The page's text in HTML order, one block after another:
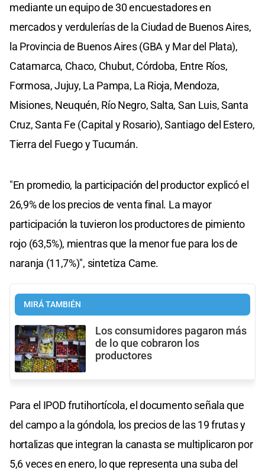
mediante un equipo de 30 encuestadores en
mercados y verdulerías de la Ciudad de Buenos Aires,
la Provincia de Buenos Aires (GBA y Mar del Plata),
Catamarca, Chaco, Chubut, Córdoba, Entre Ríos,
Formosa, Jujuy, La Pampa, La Rioja, Mendoza,
Misiones, Neuquén, Río Negro, Salta, San Luis, Santa
Cruz, Santa Fe (Capital y Rosario), Santiago del Estero,
Tierra del Fuego y Tucumán.
"En promedio, la participación del productor explicó el
26,9% de los precios de venta final. La mayor
participación la tuvieron los productores de pimiento
rojo (63,5%), mientras que la menor fue para los de
naranja (11,7%)", sintetiza Came.
MIRÁ TAMBIÉN
Los consumidores pagaron más
de lo que cobraron los
productores
Para el IPOD frutihortícola, el documento señala que
del campo a la góndola, los precios de las 19 frutas y
hortalizas que integran la canasta se multiplicaron por
5,6 veces en enero, lo que representa una suba del